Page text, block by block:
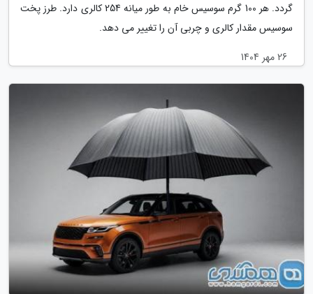
گردد. هر 100 گرم سوسیس خام به طور میانه 254 کالری دارد. طرز پخت
سوسیس مقدار کالری و چربی آن را تغییر می دهد.
26 مهر 1404